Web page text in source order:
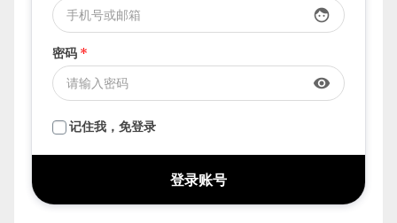
face
密码 *
visibility
记住我，免登录